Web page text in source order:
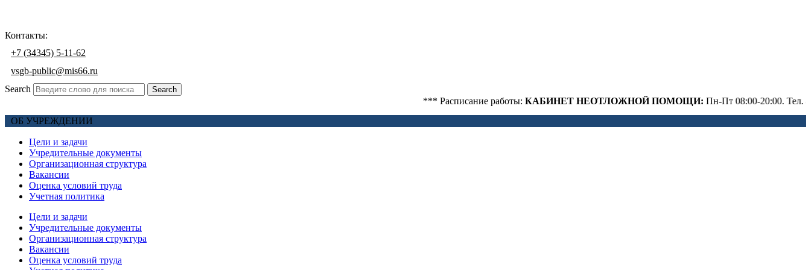
Контакты:
+7 (34345) 5-11-62
vsgb-public@mis66.ru
Search
Search
*** Расписание работы: КАБИНЕТ НЕОТЛОЖНОЙ ПОМОЩИ:Пн-Пт 08:00-20:00. Тел. 8
ОБ УЧРЕЖДЕНИИ
Цели и задачи
Учредительные документы
Организационная структура
Вакансии
Оценка условий труда
Учетная политика
Цели и задачи
Учредительные документы
Организационная структура
Вакансии
Оценка условий труда